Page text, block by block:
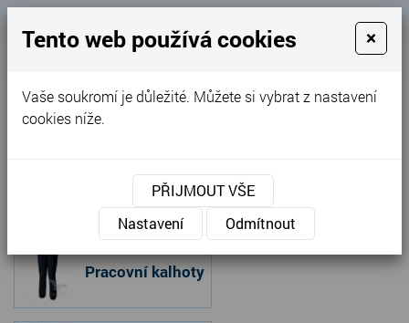
MENU
Pracovní oděvy
Pracovní kalhoty
Tento web používá cookies ×
Vaše soukromí je důležité. Můžete si vybrat z nastavení
cookies níže.
PŘIJMOUT VŠE
Nastavení
Odmítnout